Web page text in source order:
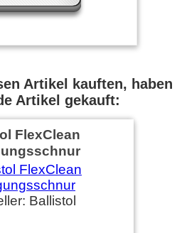
Artikel kauften, haben
Artikel gekauft:
FlexClean
Ballistol